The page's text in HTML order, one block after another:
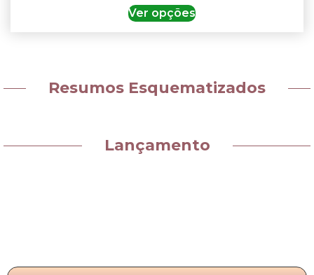
Ver opções
Resumos Esquematizados
Lançamento